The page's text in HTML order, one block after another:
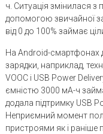
ч. Ситуація змінилася
допомогою звичайної
від 0 до 100% займає
На Android-смартфонах
зарядки, наприклад,
VOOC і USB Power
ємністю 3000 мА-ч
додала підтримку USB
Неприємний момент
пристроями як і раніше